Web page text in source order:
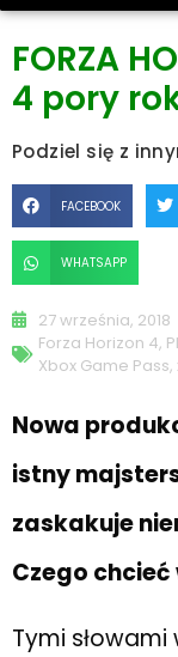
FORZA
4 pory
Podziel się z
FACEBOOK
WHATSAPP
27 września, 2018
Forza Horizon 4,
Xbox Game Pass,
Nowa
istny
zaskakuje
Czego chcieć
Tymi